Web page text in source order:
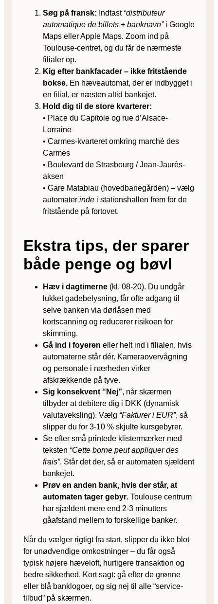
Søg på fransk: Indtast “distributeur
automatique de billets + banknavn”i Google
Maps eller Apple Maps. Zoom ind på
Toulouse-centret, og du får de nærmeste
filialer op.
Kig efter bankfacader – ikke fritstående
bokse. En hæveautomat, der er indbygget i
en filial, er næsten altid bankejet.
Hold dig til de store kvarterer:
• Place du Capitole og rue d’Alsace-
Lorraine
• Carmes-kvarteret omkring marché des
Carmes
• Boulevard de Strasbourg / Jean-Jaurès-
aksen
• Gare Matabiau (hovedbanegården) – vælg
automater inde i stationshallen frem for de
fritstående på fortovet.
Ekstra tips, der sparer
både penge og bøvl
Hæv i dagtimerne (kl. 08-20). Du undgår
lukket gadebelysning, får ofte adgang til
selve banken via dørlåsen med
kortscanning og reducerer risikoen for
skimming.
Gå ind i foyeren eller helt ind i filialen, hvis
automaterne står dér. Kameraovervågning
og personale i nærheden virker
afskrækkende på tyve.
Sig konsekvent “Nej”, når skærmen
tilbyder at debitere dig i DKK (dynamisk
valutaveksling). Vælg “Fakturer i EUR”, så
slipper du for 3-10 % skjulte kursgebyrer.
Se efter små printede klistermærker med
teksten “Cette borne peut appliquer des
frais”. Står det der, så er automaten sjældent
bankejet.
Prøv en anden bank, hvis der står, at
automaten tager gebyr. Toulouse centrum
har sjældent mere end 2-3 minutters
gåafstand mellem to forskellige banker.
Når du vælger rigtigt fra start, slipper du ikke blot
for unødvendige omkostninger – du får også
typisk højere hæveloft, hurtigere transaktion og
bedre sikkerhed. Kort sagt: gå efter de grønne
eller blå banklogoer, og sig nej til alle “service-
tilbud” på skærmen.